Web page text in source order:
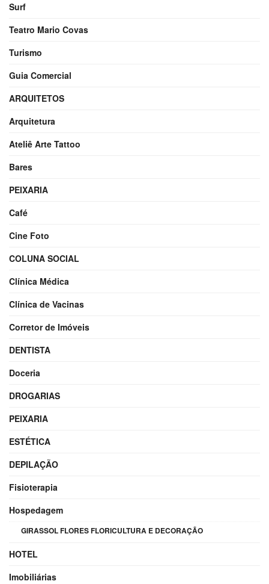
Surf
Teatro Mario Covas
Turismo
Guia Comercial
ARQUITETOS
Arquitetura
Ateliê Arte Tattoo
Bares
PEIXARIA
Café
Cine Foto
COLUNA SOCIAL
Clínica Médica
Clínica de Vacinas
Corretor de Imóveis
DENTISTA
Doceria
DROGARIAS
PEIXARIA
ESTÉTICA
DEPILAÇÃO
Fisioterapia
Hospedagem
GIRASSOL FLORES FLORICULTURA E DECORAÇÃO
HOTEL
Imobiliárias